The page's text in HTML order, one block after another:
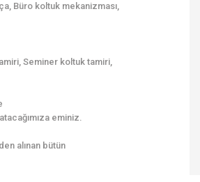
Büro koltuk mekanizması,
Seminer koltuk tamiri,
eminiz.
alınan bütün